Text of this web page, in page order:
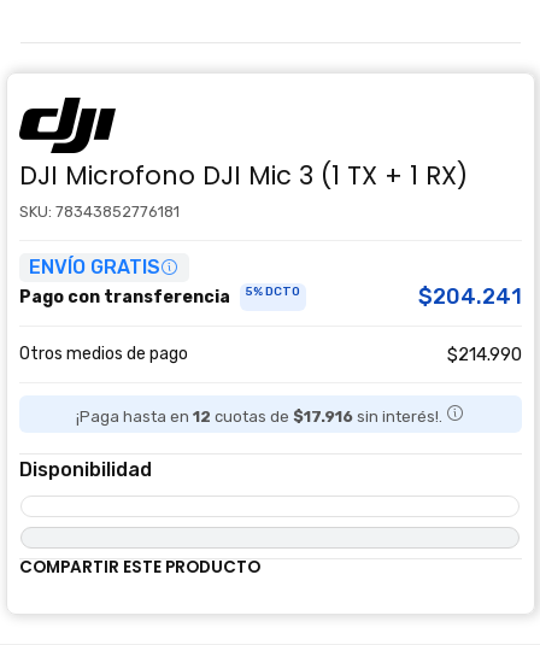
DJI Microfono DJI Mic 3 (1 TX + 1 RX)
SKU: 78343852776181
ENVÍO GRATIS
Pago con transferencia 5% DCTO $204.241
Otros medios de pago $214.990
¡Paga hasta en 12 cuotas de $17.916sin interés!.
Disponibilidad
COMPARTIR ESTE PRODUCTO